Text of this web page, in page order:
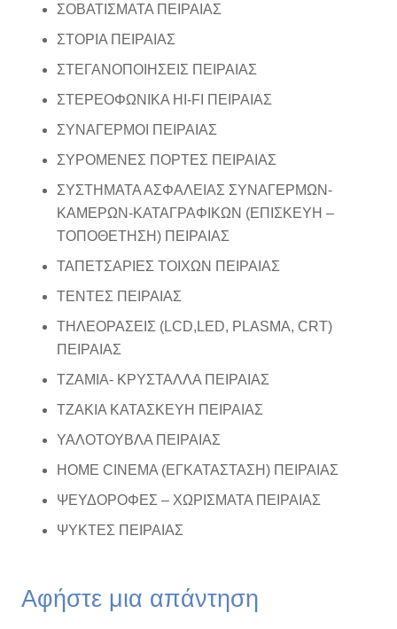
ΣΟΒΑΤΙΣΜΑΤΑ ΠΕΙΡΑΙΑΣ
ΣΤΟΡΙΑ ΠΕΙΡΑΙΑΣ
ΣΤΕΓΑΝΟΠΟΙΗΣΕΙΣ ΠΕΙΡΑΙΑΣ
ΣΤΕΡΕΟΦΩΝΙΚΑ HI-FI ΠΕΙΡΑΙΑΣ
ΣΥΝΑΓΕΡΜΟΙ ΠΕΙΡΑΙΑΣ
ΣΥΡΟΜΕΝΕΣ ΠΟΡΤΕΣ ΠΕΙΡΑΙΑΣ
ΣΥΣΤΗΜΑΤΑ ΑΣΦΑΛΕΙΑΣ ΣΥΝΑΓΕΡΜΩΝ-
ΚΑΜΕΡΩΝ-ΚΑΤΑΓΡΑΦΙΚΩΝ (ΕΠΙΣΚΕΥΗ –
ΤΟΠΟΘΕΤΗΣΗ) ΠΕΙΡΑΙΑΣ
ΤΑΠΕΤΣΑΡΙΕΣ ΤΟΙΧΩΝ ΠΕΙΡΑΙΑΣ
ΤΕΝΤΕΣ ΠΕΙΡΑΙΑΣ
ΤΗΛΕΟΡΑΣΕΙΣ (LCD,LED, PLASMA, CRT)
ΠΕΙΡΑΙΑΣ
ΤΖΑΜΙΑ- ΚΡΥΣΤΑΛΛΑ ΠΕΙΡΑΙΑΣ
ΤΖΑΚΙΑ ΚΑΤΑΣΚΕΥΗ ΠΕΙΡΑΙΑΣ
ΥΑΛΟΤΟΥΒΛΑ ΠΕΙΡΑΙΑΣ
HOME CINEMA (ΕΓΚΑΤΑΣΤΑΣΗ) ΠΕΙΡΑΙΑΣ
ΨΕΥΔΟΡΟΦΕΣ – ΧΩΡΙΣΜΑΤΑ ΠΕΙΡΑΙΑΣ
ΨΥΚΤΕΣ ΠΕΙΡΑΙΑΣ
Αφήστε μια απάντηση